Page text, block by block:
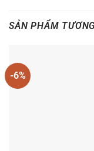
SẢN PHẨM
-6%